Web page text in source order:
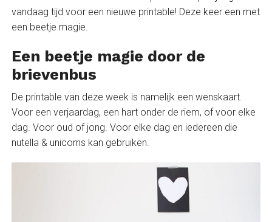
vandaag tijd voor een nieuwe printable! Deze keer een met
een beetje magie.
Een beetje magie door de
brievenbus
De printable van deze week is namelijk een wenskaart.
Voor een verjaardag, een hart onder de riem, of voor elke
dag. Voor oud of jong. Voor elke dag en iedereen die
nutella & unicorns kan gebruiken.